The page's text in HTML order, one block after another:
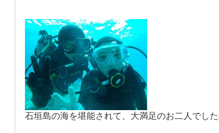
石垣島の海を堪能されて、大満足のお二人でした